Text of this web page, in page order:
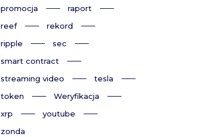
promocja
raport
reef
rekord
ripple
sec
smart contract
streaming video
tesla
token
Weryfikacja
xrp
youtube
zonda